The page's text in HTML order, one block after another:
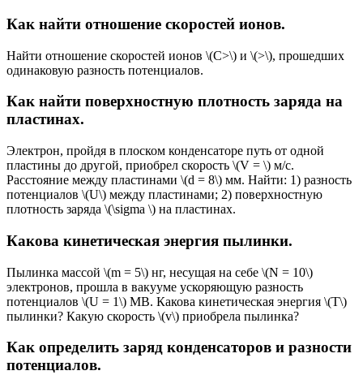
Как найти отношение скоростей ионов.
Найти отношение скоростей ионов \(C>\) и \(>\), прошедших
одинаковую разность потенциалов.
Как найти поверхностную плотность заряда на
пластинах.
Электрон, пройдя в плоском конденсаторе путь от одной
пластины до другой, приобрел скорость \(V = \) м/с.
Расстояние меж­ду пластинами \(d = 8\) мм. Найти: 1) разность
потенциалов \(U\) между пластинами; 2) поверхностную
плотность заряда \(\sigma \) на пластинах.
Какова кинетическая энергия пылинки.
Пылинка массой \(m = 5\) нг, несущая на себе \(N = 10\)
электронов, прошла в вакууме ускоряющую разность
потенциалов \(U = 1\) MB. Какова кинетическая энергия \(T\)
пылинки? Какую скорость \(v\) приобрела пылинка?
Как определить заряд конденсаторов и разности
потенциалов.